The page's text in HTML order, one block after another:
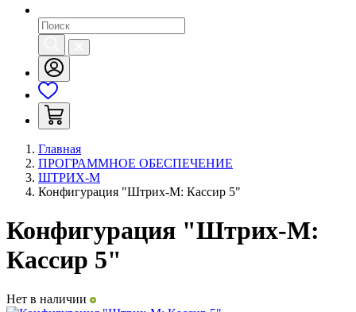
Главная
ПРОГРАММНОЕ ОБЕСПЕЧЕНИЕ
ШТРИХ-М
Конфигурация "Штрих-М: Кассир 5"
Конфигурация "Штрих-М:
Кассир 5"
Нет в наличии